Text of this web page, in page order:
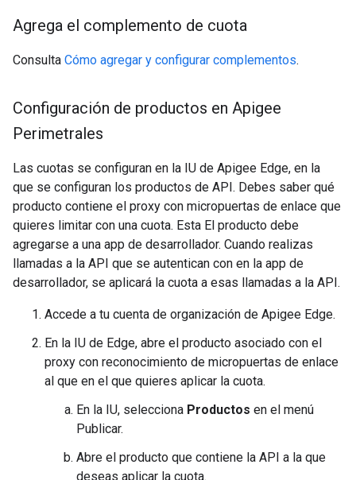
Agrega el complemento de cuota
Consulta Cómo agregar y configurar complementos.
Configuración de productos en Apigee
Perimetrales
Las cuotas se configuran en la IU de Apigee Edge, en la
que se configuran los productos de API. Debes saber qué
producto contiene el proxy con micropuertas de enlace que
quieres limitar con una cuota. Esta El producto debe
agregarse a una app de desarrollador. Cuando realizas
llamadas a la API que se autentican con en la app de
desarrollador, se aplicará la cuota a esas llamadas a la API.
Accede a tu cuenta de organización de Apigee Edge.
En la IU de Edge, abre el producto asociado con el
proxy con reconocimiento de micropuertas de enlace
al que en el que quieres aplicar la cuota.
En la IU, selecciona Productos en el menú
Publicar.
Abre el producto que contiene la API a la que
deseas aplicar la cuota.